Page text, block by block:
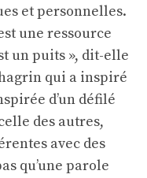
et personnelles.
une ressource
un puits », dit-elle
qui a inspiré
d’un défilé
des autres,
avec des
qu’une parole